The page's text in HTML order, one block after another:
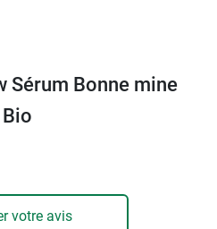
ingrédients sont issus de
Sérum Bonne mine
Bio
votre avis